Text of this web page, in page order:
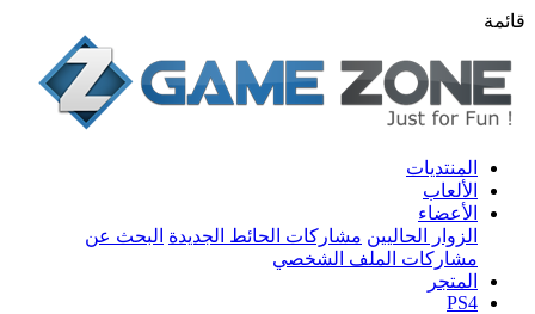
قائمة
المنتديات
الألعاب
الأعضاء
الزوار الحاليين مشاركات الحائط الجديدة البحث عن
مشاركات الملف الشخصي
المتجر
PS4